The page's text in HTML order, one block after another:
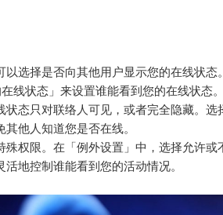
以选择是否向其他用户显示您的在线状态
线状态」来设置谁能看到您的在线状态。
状态只对联络人可见，或者完全隐藏。选
他人知道您是否在线。
殊权限。在「例外设置」中，选择允许或
地控制谁能看到您的活动情况。